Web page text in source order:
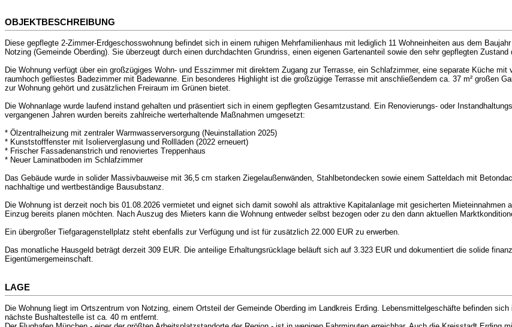
OBJEKTBESCHREIBUNG
Diese gepflegte 2-Zimmer-Erdgeschosswohnung befindet sich in einem ruhigen Mehrfamilienhaus mit lediglich 11 Wohneinheiten aus dem
Notzing (Gemeinde Oberding). Sie überzeugt durch einen durchdachten Grundriss, einen eigenen Gartenanteil sowie den sehr gepflegten Zustand
Die Wohnung verfügt über ein großzügiges Wohn- und Esszimmer mit direktem Zugang zur Terrasse, ein Schlafzimmer, eine separate Küche mit
raumhoch gefliestes Badezimmer mit Badewanne. Ein besonderes Highlight ist die großzügige Terrasse mit anschließendem ca. 37 m² großen
zur Wohnung gehört und zusätzlichen Freiraum im Grünen bietet.
Die Wohnanlage wurde laufend instand gehalten und präsentiert sich in einem gepflegten Gesamtzustand. Ein Renovierungs- oder
vergangenen Jahren wurden bereits zahlreiche werterhaltende Maßnahmen umgesetzt:
* Ölzentralheizung mit zentraler Warmwasserversorgung (Neuinstallation 2025)
* Kunststofffenster mit Isolierverglasung und Rollläden (2022 erneuert)
* Frischer Fassadenanstrich und renoviertes Treppenhaus
* Neuer Laminatboden im Schlafzimmer
Das Gebäude wurde in solider Massivbauweise mit 36,5 cm starken Ziegelaußenwänden, Stahlbetondecken sowie einem Satteldach mit
nachhaltige und wertbeständige Bausubstanz.
Die Wohnung ist derzeit noch bis 01.08.2026 vermietet und eignet sich damit sowohl als attraktive Kapitalanlage mit gesicherten Mieteinnahmen
Einzug bereits planen möchten. Nach Auszug des Mieters kann die Wohnung entweder selbst bezogen oder zu den dann aktuellen
Ein übergroßer Tiefgaragenstellplatz steht ebenfalls zur Verfügung und ist für zusätzlich 22.000 EUR zu erwerben.
Das monatliche Hausgeld beträgt derzeit 309 EUR. Die anteilige Erhaltungsrücklage beläuft sich auf 3.323 EUR und dokumentiert die solide
Eigentümergemeinschaft.
LAGE
Die Wohnung liegt im Ortszentrum von Notzing, einem Ortsteil der Gemeinde Oberding im Landkreis Erding. Lebensmittelgeschäfte befinden
nächste Bushaltestelle ist ca. 40 m entfernt.